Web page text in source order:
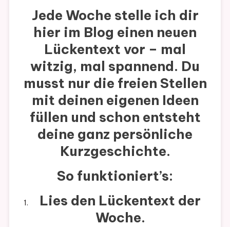
Jede Woche stelle ich dir
hier im Blog einen neuen
Lückentext vor – mal
witzig, mal spannend. Du
musst nur die freien Stellen
mit deinen eigenen Ideen
füllen und schon entsteht
deine ganz persönliche
Kurzgeschichte.
So funktioniert’s:
Lies den Lückentext der
Woche.